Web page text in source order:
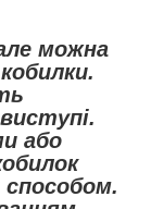
можна
або